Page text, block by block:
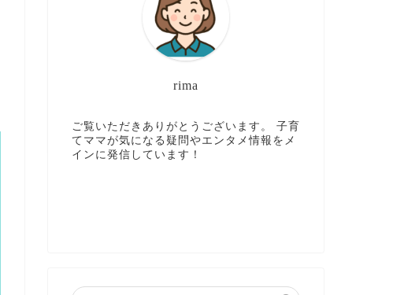
rima
ご覧いただきありがとうございます。 子育
てママが気になる疑問やエンタメ情報をメ
インに発信しています！